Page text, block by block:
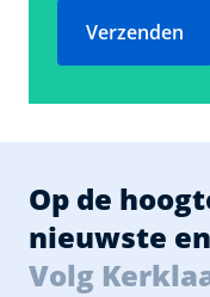
Verzenden
Op de
nieuwste
Volg